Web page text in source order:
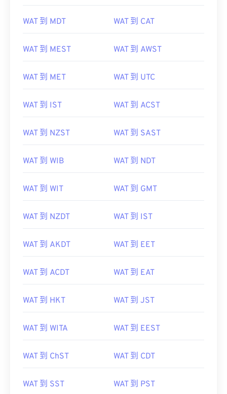
WAT 到 MDT WAT 到 CAT
WAT 到 MEST WAT 到 AWST
WAT 到 MET WAT 到 UTC
WAT 到 IST WAT 到 ACST
WAT 到 NZST WAT 到 SAST
WAT 到 WIB WAT 到 NDT
WAT 到 WIT WAT 到 GMT
WAT 到 NZDT WAT 到 IST
WAT 到 AKDT WAT 到 EET
WAT 到 ACDT WAT 到 EAT
WAT 到 HKT WAT 到 JST
WAT 到 WITA WAT 到 EEST
WAT 到 ChST WAT 到 CDT
WAT 到 SST WAT 到 PST